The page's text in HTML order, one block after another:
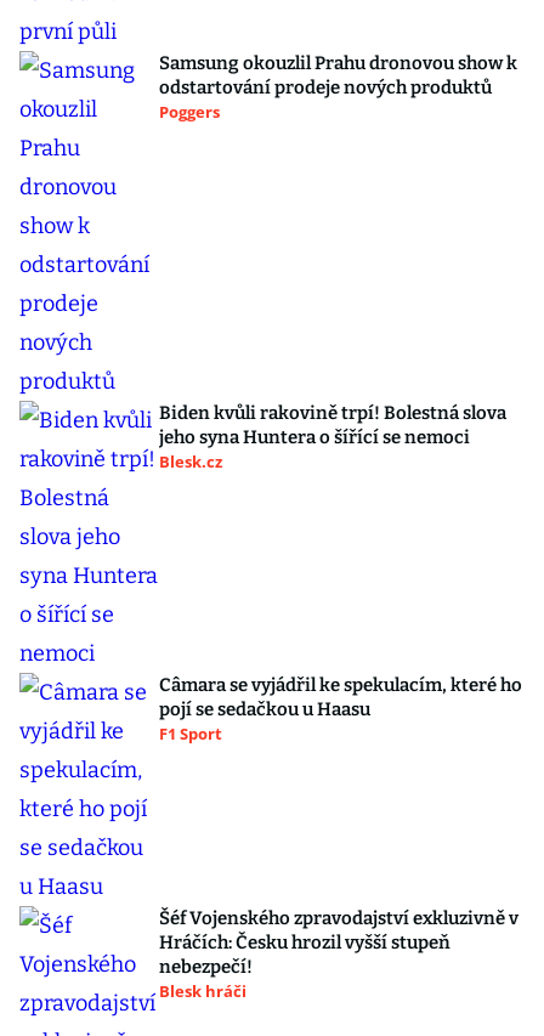
Samsung okouzlil Prahu dronovou show k
odstartování prodeje nových produktů
Poggers
Biden kvůli rakovině trpí! Bolestná slova
jeho syna Huntera o šířící se nemoci
Blesk.cz
Câmara se vyjádřil ke spekulacím, které ho
pojí se sedačkou u Haasu
F1 Sport
Šéf Vojenského zpravodajství exkluzivně v
Hráčích: Česku hrozil vyšší stupeň
nebezpečí!
Blesk hráči